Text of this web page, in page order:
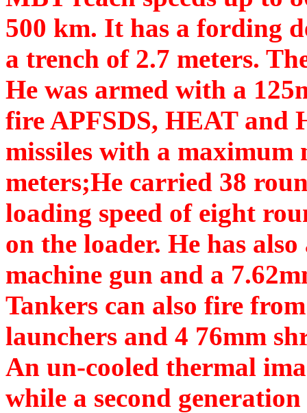
500 km. It has a fording
a trench of 2.7 meters.
He was armed with a
fire APFSDS, HEAT and
missiles with a maximum
meters;He carried 38
loading speed of eight
on the loader. He has
machine gun and a
Tankers can also fire
launchers and 4 76mm
An un-cooled thermal
while a second